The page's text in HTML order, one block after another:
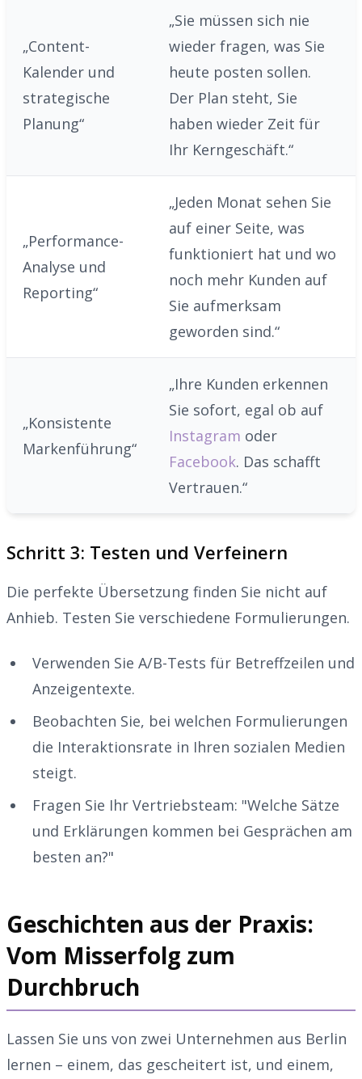
„Content-
Kalender und
strategische
Planung“
„Sie müssen sich nie
wieder fragen, was Sie
heute posten sollen.
Der Plan steht, Sie
haben wieder Zeit für
Ihr Kerngeschäft.“
„Performance-
Analyse und
Reporting“
„Jeden Monat sehen Sie
auf einer Seite, was
funktioniert hat und wo
noch mehr Kunden auf
Sie aufmerksam
geworden sind.“
„Konsistente
Markenführung“
„Ihre Kunden erkennen
Sie sofort, egal ob auf
Instagram oder
Facebook. Das schafft
Vertrauen.“
Schritt 3: Testen und Verfeinern
Die perfekte Übersetzung finden Sie nicht auf
Anhieb. Testen Sie verschiedene Formulierungen.
Verwenden Sie A/B-Tests für Betreffzeilen und
Anzeigentexte.
Beobachten Sie, bei welchen Formulierungen
die Interaktionsrate in Ihren sozialen Medien
steigt.
Fragen Sie Ihr Vertriebsteam: "Welche Sätze
und Erklärungen kommen bei Gesprächen am
besten an?"
Geschichten aus der Praxis:
Vom Misserfolg zum
Durchbruch
Lassen Sie uns von zwei Unternehmen aus Berlin
lernen – einem, das gescheitert ist, und einem,